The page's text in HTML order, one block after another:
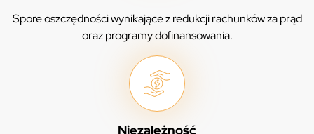
Spore oszczędności wynikające z redukcji rachunków za prąd
oraz programy dofinansowania.
Niezależność